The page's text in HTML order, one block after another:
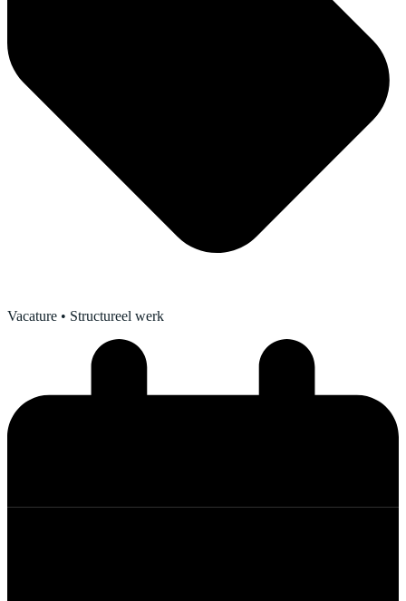
Vacature • Structureel werk